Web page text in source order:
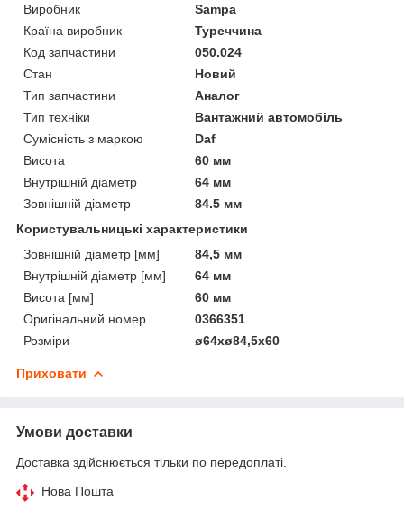
Виробник
Sampa
Країна виробник
Туреччина
Код запчастини
050.024
Стан
Новий
Тип запчастини
Аналог
Тип техніки
Вантажний автомобіль
Сумісність з маркою
Daf
Висота
60 мм
Внутрішній діаметр
64 мм
Зовнішній діаметр
84.5 мм
Користувальницькі характеристики
Зовнішній діаметр [мм]
84,5 мм
Внутрішній діаметр [мм]
64 мм
Висота [мм]
60 мм
Оригінальний номер
0366351
Розміри
ø64xø84,5x60
Приховати
Умови доставки
Доставка здійснюється тільки по передоплаті.
Нова Пошта